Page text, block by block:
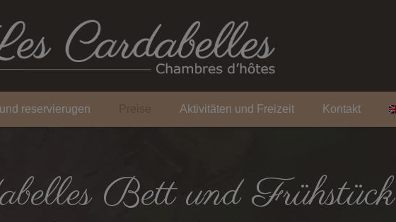
reservierugen Aktivitäten und Freizeit Kontakt
Bett und Frühstück